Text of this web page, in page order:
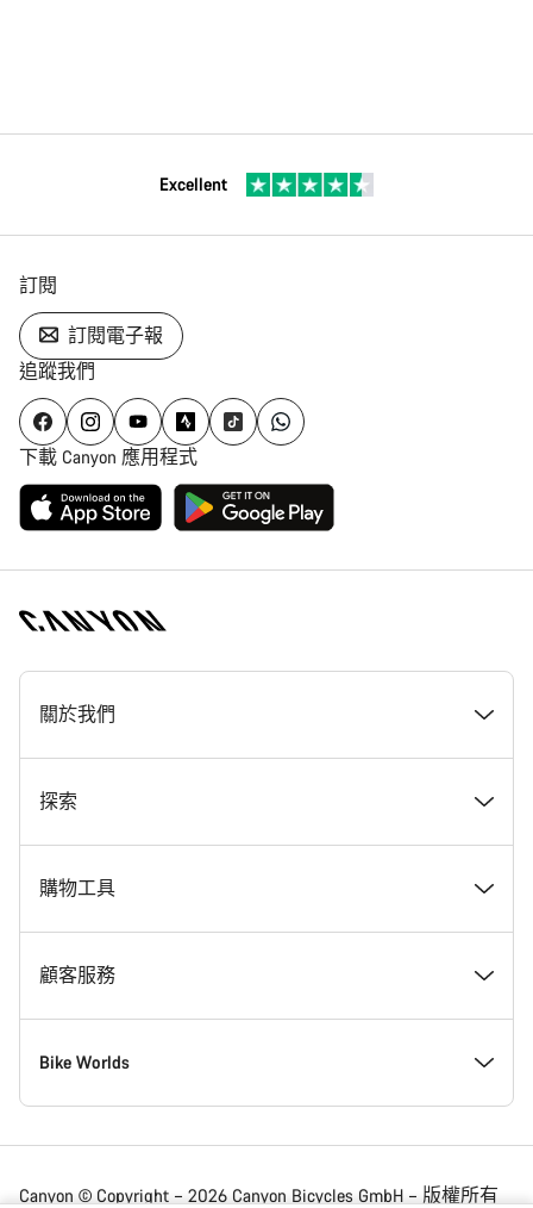
Excellent
訂閱
訂閱電子報
追蹤我們
下載 Canyon 應用程式
[footer.linksList.title]
關於我們
獎勵
Canyon 工作一覽
Canyon 新聞室
條款 & 細則
法律聲明
探索
最新消息 & 故事
Tips & Advice
Canyon Home 科布倫茲
會員福利
購物工具
尋找夢想中的 Canyon
現貨自行車
尋找專屬的 Canyon 尺寸
顧客服務
支援中心
服務據點
Bike Worlds
公路
Canyon © Copyright – 2026 Canyon Bicycles GmbH – 版權所有